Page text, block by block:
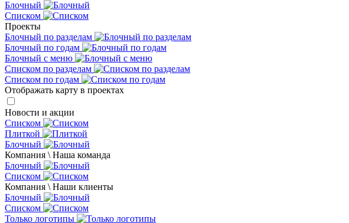
Блочный
Списком
Проекты
Блочный по разделам
Блочный по годам
Блочный с меню
Списком по разделам
Списком по годам
Отображать карту в проектах
Новости и акции
Списком
Плиткой
Блочный
Компания \ Наша команда
Блочный
Списком
Компания \ Наши клиенты
Блочный
Списком
Только логотипы